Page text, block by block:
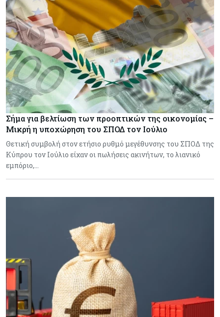
Σήμα για βελτίωση των προοπτικών της οικονομίας –
Μικρή η υποχώρηση του ΣΠΟΔ τον Ιούλιο
Θετική συμβολή στον ετήσιο ρυθμό μεγέθυνσης του ΣΠΟΔ της
Κύπρου τον Ιούλιο είχαν οι πωλήσεις ακινήτων, το λιανικό
εμπόριο,…